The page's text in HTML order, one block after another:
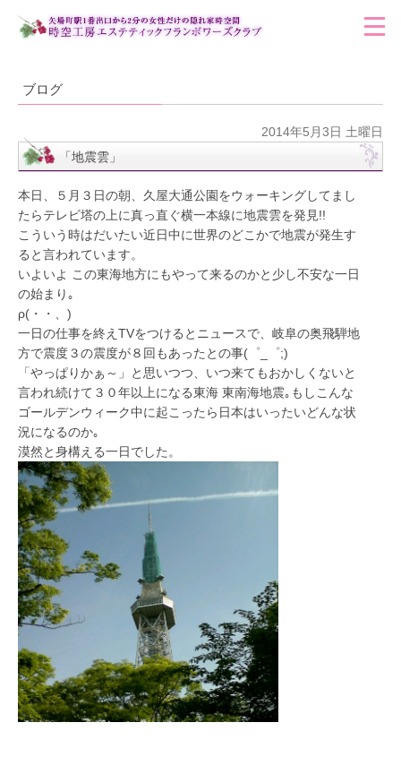
ブログ
2014年5月3日 土曜日
「地震雲」
本日、５月３日の朝、久屋大通公園をウォーキングしてまし
たらテレビ塔の上に真っ直ぐ横一本線に地震雲を発見!!
こういう時はだいたい近日中に世界のどこかで地震が発生す
ると言われています。
いよいよ この東海地方にもやって来るのかと少し不安な一日
の始まり｡
ρ(・・、)
一日の仕事を終えTVをつけるとニュースで、岐阜の奥飛騨地
方で震度３の震度が８回もあったとの事(゜_゜;)
「やっぱりかぁ～」と思いつつ、いつ来てもおかしくないと
言われ続けて３０年以上になる東海 東南海地震｡もしこんな
ゴールデンウィーク中に起こったら日本はいったいどんな状
況になるのか｡
漠然と身構える一日でした。